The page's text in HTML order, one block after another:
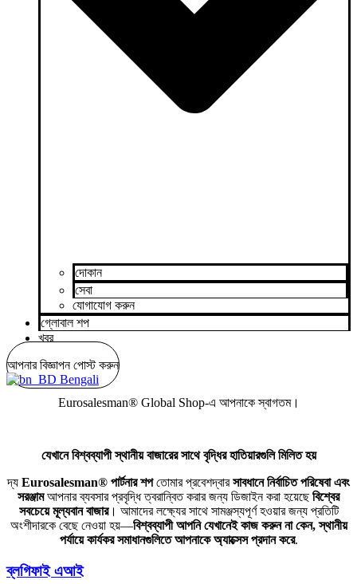
দোকান
সেবা
যোগাযোগ করুন
গ্লোবাল শপ
খবর
আপনার বিজ্ঞাপন পোস্ট করুন
Bengali
Eurosalesman® Global Shop-এ আপনাকে স্বাগতম।
যেখানে বিশ্বব্যাপী স্থানীয় বাজারের সাথে বৃদ্ধির হাতিয়ারগুলি মিলিত হয়
দ্য Eurosalesman® পার্টনার শপতোমার প্রবেশদ্বারসাবধানে নির্বাচিত পরিষেবা এবং
সরঞ্জামআপনার ব্যবসার প্রবৃদ্ধি ত্বরান্বিত করার জন্য ডিজাইন করা হয়েছেবিশ্বের
সবচেয়ে মূল্যবান বাজার। আমাদের লক্ষ্যের সাথে সামঞ্জস্যপূর্ণ হওয়ার জন্য প্রতিটি
অংশীদারকে বেছে নেওয়া হয়—বিশ্বব্যাপী আপনি যেখানেই কাজ করুন না কেন, স্থানীয়
পর্যায়ে কার্যকর সমাধানগুলিতে আপনাকে অ্যাক্সেস প্রদান করে.
ব্লগিফাই এআই